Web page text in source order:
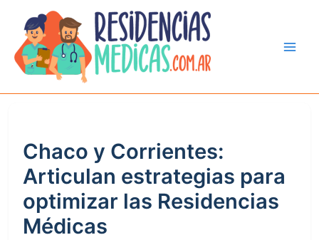
contenido
Chaco y Corrientes:
Articulan estrategias para
optimizar las Residencias
Médicas